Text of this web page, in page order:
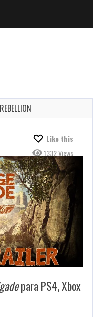
Like this
1332 Views
para PS4, Xbox